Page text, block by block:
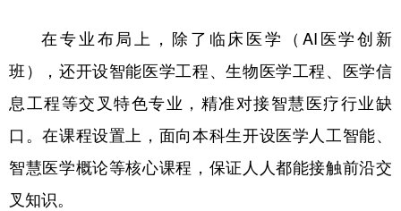
在专业布局上，除了临床医学（AI医学创新
班），还开设智能医学工程、生物医学工程、医学信
息工程等交叉特色专业，精准对接智慧医疗行业缺
口。在课程设置上，面向本科生开设医学人工智能、
智慧医学概论等核心课程，保证人人都能接触前沿交
叉知识。